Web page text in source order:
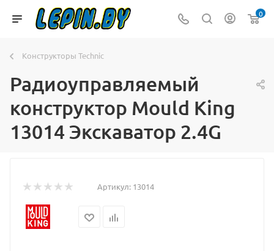
0
Конструкторы Technic
Радиоуправляемый
конструктор Mould King
13014 Экскаватор 2.4G
Артикул: 13014